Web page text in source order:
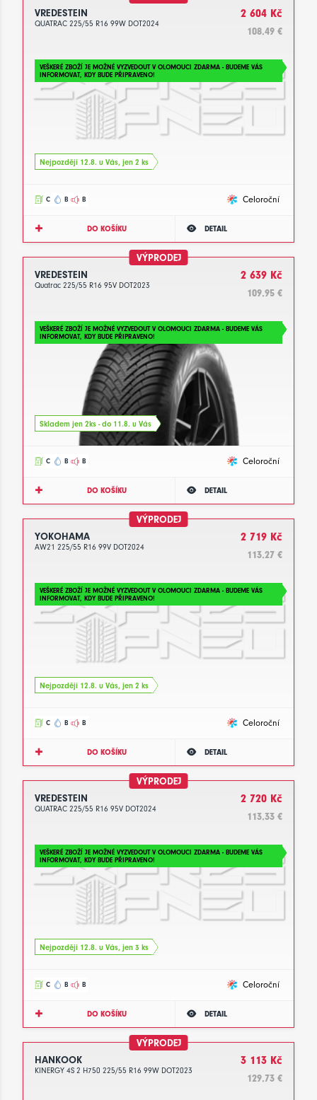
VREDESTEIN
QUATRAC 225/55 R16 99W DOT2024
2 604 Kč
108.49 €
VEŠKERÉ ZBOŽÍ JE MOŽNÉ VYZVEDOUT V OLOMOUCI ZDARMA - BUDEME VÁS
INFORMOVAT, KDY BUDE PŘIPRAVENO!
Nejpozději 12.8. u Vás, jen 2 ks
C B B Celoroční
DO KOŠÍKU DETAIL
VÝPRODEJ
VREDESTEIN
Quatrac 225/55 R16 95V DOT2023
2 639 Kč
109.95 €
VEŠKERÉ ZBOŽÍ JE MOŽNÉ VYZVEDOUT V OLOMOUCI ZDARMA - BUDEME VÁS
INFORMOVAT, KDY BUDE PŘIPRAVENO!
Skladem jen 2ks - do 11.8. u Vás
C B B Celoroční
DO KOŠÍKU DETAIL
VÝPRODEJ
YOKOHAMA
AW21 225/55 R16 99V DOT2024
2 719 Kč
113.27 €
VEŠKERÉ ZBOŽÍ JE MOŽNÉ VYZVEDOUT V OLOMOUCI ZDARMA - BUDEME VÁS
INFORMOVAT, KDY BUDE PŘIPRAVENO!
Nejpozději 12.8. u Vás, jen 2 ks
C B B Celoroční
DO KOŠÍKU DETAIL
VÝPRODEJ
VREDESTEIN
QUATRAC 225/55 R16 95V DOT2024
2 720 Kč
113.33 €
VEŠKERÉ ZBOŽÍ JE MOŽNÉ VYZVEDOUT V OLOMOUCI ZDARMA - BUDEME VÁS
INFORMOVAT, KDY BUDE PŘIPRAVENO!
Nejpozději 12.8. u Vás, jen 3 ks
C B B Celoroční
DO KOŠÍKU DETAIL
VÝPRODEJ
HANKOOK
KINERGY 4S 2 H750 225/55 R16 99W DOT2023
3 113 Kč
129.73 €